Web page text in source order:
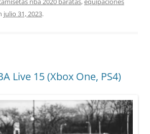
julio 31, 2023.
Live 15 (Xbox One, PS4)